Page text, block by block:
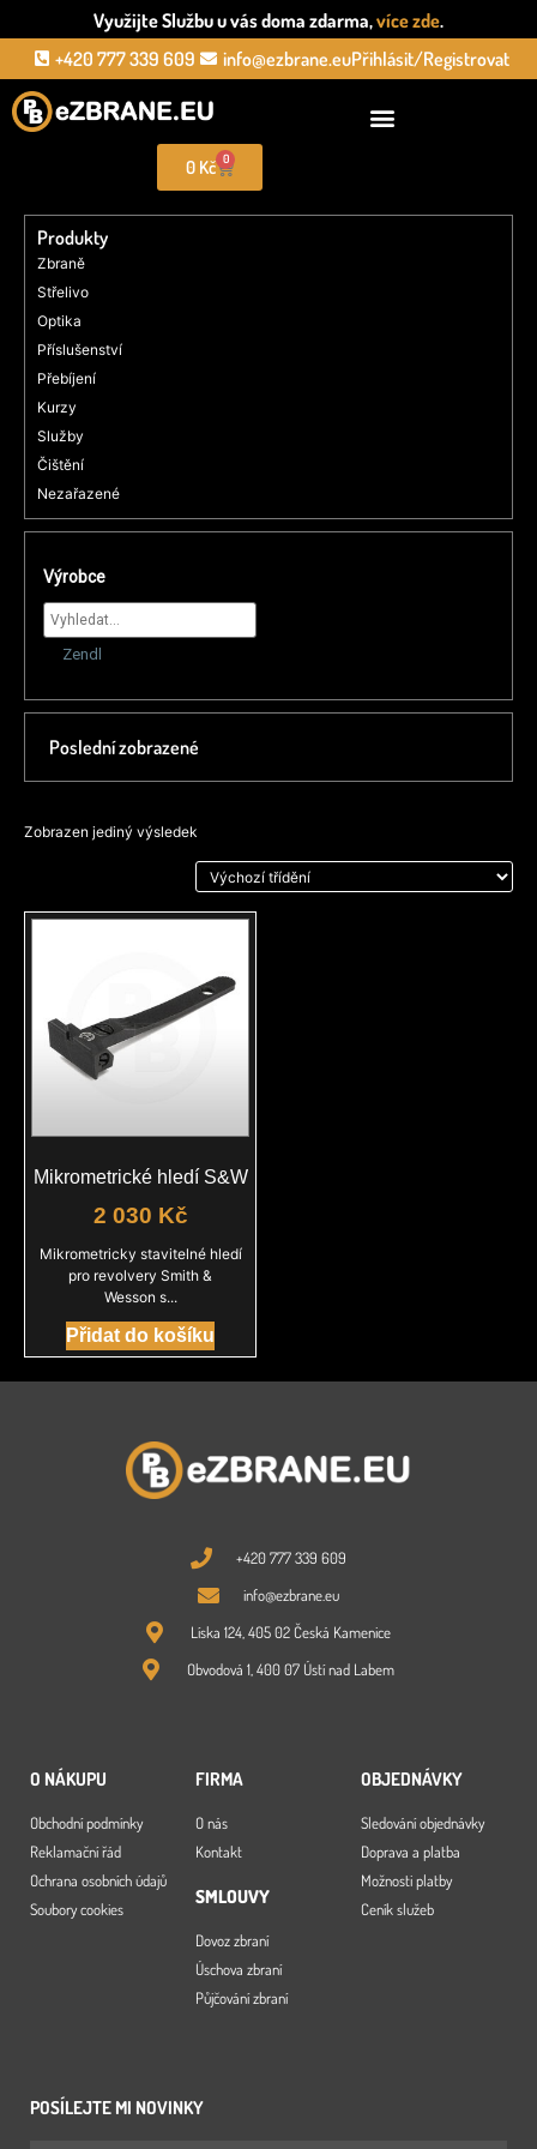
Využijte Službu u vás doma zdarma,více zde.
+420 777 339 609
info@ezbrane.euPřihlásit/Registrovat
0 Kč 0
Produkty
Zbraně
Střelivo
Optika
Příslušenství
Přebíjení
Kurzy
Služby
Čištění
Nezařazené
Výrobce
Zendl
Poslední zobrazené
Zobrazen jediný výsledek
Mikrometrické hledí S&W
2 030 Kč
Mikrometricky stavitelné hledí
pro revolvery Smith &
Wesson s...
Přidat do košíku
+420 777 339 609
info@ezbrane.eu
Líska 124, 405 02 Česká Kamenice
Obvodová 1, 400 07 Ústí nad Labem
O NÁKUPU
Obchodní podmínky
Reklamační řád
Ochrana osobních údajů
Soubory cookies
FIRMA
O nás
Kontakt
SMLOUVY
Dovoz zbraní
Úschova zbraní
Půjčování zbraní
OBJEDNÁVKY
Sledování objednávky
Doprava a platba
Možnosti platby
Ceník služeb
POSÍLEJTE MI NOVINKY